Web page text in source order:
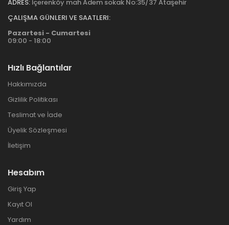
ADRES: İçerenköy mah Adem sokak No:35/37 Ataşehir
ÇALIŞMA GÜNLERI VE SAATLERI:
Pazartesi - Cumartesi
09:00 - 18:00
Hızlı Bağlantılar
Hakkımızda
Gizlilik Politikası
Teslimat ve İade
Üyelik Sözleşmesi
İletişim
Hesabım
Giriş Yap
Kayıt Ol
Yardım